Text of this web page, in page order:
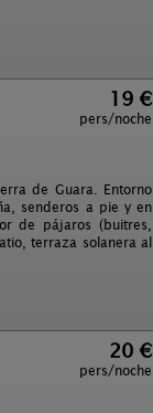
19 €
pers/noche
de Guara. Entorno
senderos a pie y en
de pájaros (buitres,
terraza solanera al
20 €
pers/noche